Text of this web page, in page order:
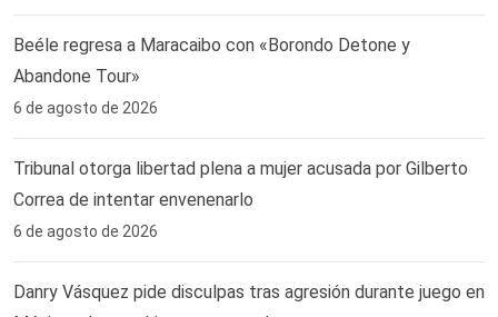
Beéle regresa a Maracaibo con «Borondo Detone y
Abandone Tour»
6 de agosto de 2026
Tribunal otorga libertad plena a mujer acusada por Gilberto
Correa de intentar envenenarlo
6 de agosto de 2026
Danry Vásquez pide disculpas tras agresión durante juego en